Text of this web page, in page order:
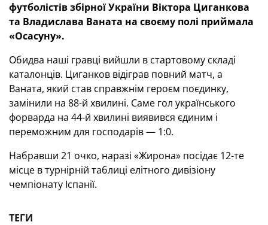
футболістів збірної України Віктора Циганкова
та Владислава Ваната на своєму полі приймала
«Осасуну».
Обидва наші гравці вийшли в стартовому складі
каталонців. Циганков відіграв повний матч, а
Ваната, який став справжнім героєм поєдинку,
замінили на 88-й хвилині. Саме гол українського
форварда на 44-й хвилині виявився єдиним і
переможним для господарів — 1:0.
Набравши 21 очко, наразі «Жирона» посідає 12-те
місце в турнірній таблиці елітного дивізіону
чемпіонату Іспанії.
ТЕГИ